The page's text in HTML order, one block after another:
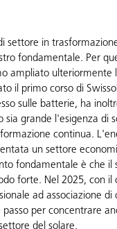
settore in
fondamentale. Per
ampliato ulteriormente
il primo corso di
sulle batterie, ha
sia grande l'esigenza di
continua.
un settore
fondamentale è che il
forte. Nel 2025, con il
ad associazione
per concentrare
del solare.